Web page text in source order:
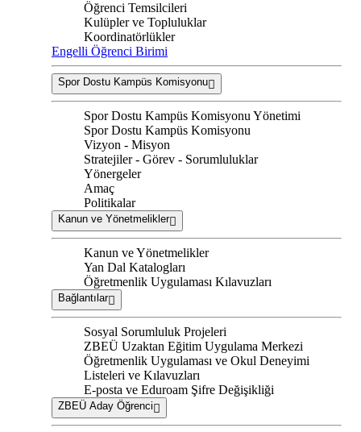
Öğrenci Temsilcileri
Kulüpler ve Topluluklar
Koordinatörlükler
Engelli Öğrenci Birimi
Spor Dostu Kampüs Komisyonu
Spor Dostu Kampüs Komisyonu Yönetimi
Spor Dostu Kampüs Komisyonu
Vizyon - Misyon
Stratejiler - Görev - Sorumluluklar
Yönergeler
Amaç
Politikalar
Kanun ve Yönetmelikler
Kanun ve Yönetmelikler
Yan Dal Katalogları
Öğretmenlik Uygulaması Kılavuzları
Bağlantılar
Sosyal Sorumluluk Projeleri
ZBEÜ Uzaktan Eğitim Uygulama Merkezi
Öğretmenlik Uygulaması ve Okul Deneyimi
Listeleri ve Kılavuzları
E-posta ve Eduroam Şifre Değişikliği
ZBEÜ Aday Öğrenci